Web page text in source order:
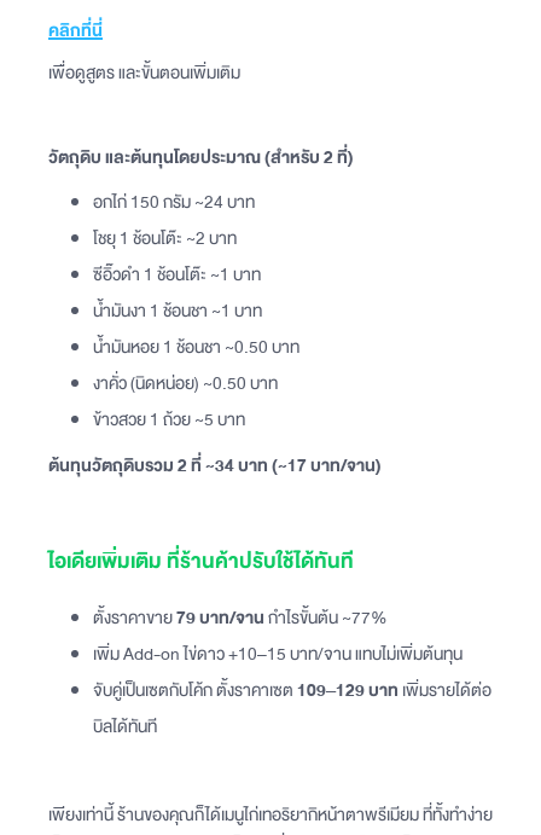
คลิกที่นี่
เพื่อดูสูตร และขั้นตอนเพิ่มเติม
วัตถุดิบ และต้นทุนโดยประมาณ (สำหรับ 2 ที่)
อกไก่ 150 กรัม ~24 บาท
โชยุ 1 ช้อนโต๊ะ ~2 บาท
ซีอิ๊วดำ 1 ช้อนโต๊ะ ~1 บาท
น้ำมันงา 1 ช้อนชา ~1 บาท
น้ำมันหอย 1 ช้อนชา ~0.50 บาท
งาคั่ว (นิดหน่อย) ~0.50 บาท
ข้าวสวย 1 ถ้วย ~5 บาท
ต้นทุนวัตถุดิบรวม 2 ที่ ~34 บาท (~17 บาท/จาน)
ไอเดียเพิ่มเติม ที่ร้านค้าปรับใช้ได้ทันที
ตั้งราคาขาย79 บาท/จานกำไรขั้นต้น ~77%
เพิ่ม Add-on ไข่ดาว +10–15 บาท/จาน แทบไม่เพิ่มต้นทุน
จับคู่เป็นเซตกับโค้ก ตั้งราคาเซต109–129 บาท เพิ่มรายได้ต่อ
บิลได้ทันที
เพียงเท่านี้ ร้านของคุณก็ได้เมนูไก่เทอริยากิหน้าตาพรีเมียม ที่ทั้งทำง่าย